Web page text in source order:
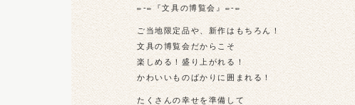
✏︎-✏︎『文具の博覧会』✏︎-✏︎
ご当地限定品や、新作はもちろん！
文具の博覧会だからこそ
楽しめる！盛り上がれる！
かわいいものばかりに囲まれる！
たくさんの幸せを準備して